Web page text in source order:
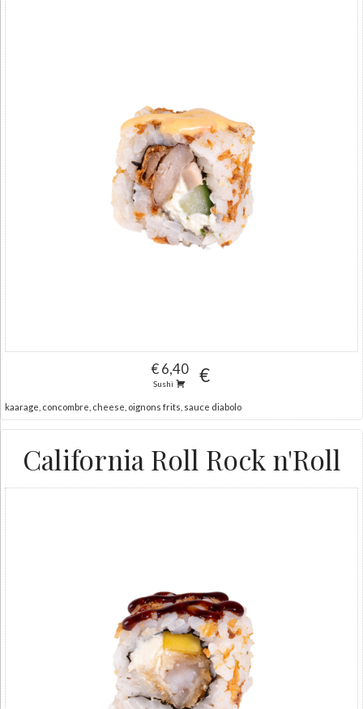
€ 6,40
Sushi €
kaarage, concombre, cheese, oignons frits, sauce diabolo
California Roll Rock n'Roll